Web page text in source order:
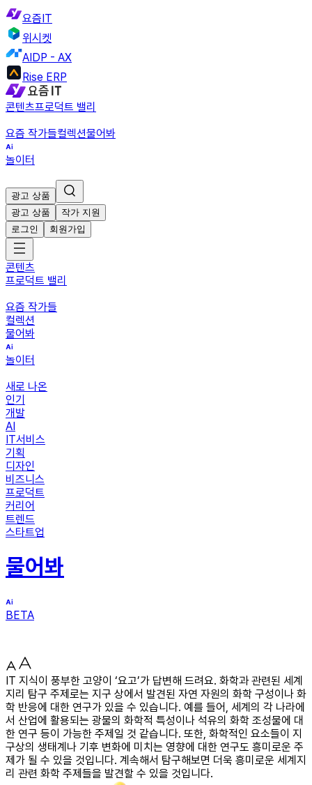
요즘IT
위시켓
AIDP - AX
Rise ERP
콘텐츠프로덕트 밸리
요즘 작가들컬렉션물어봐
놀이터
광고 상품
광고 상품
작가 지원
로그인
회원가입
콘텐츠
프로덕트 밸리
요즘 작가들
컬렉션
물어봐
놀이터
새로 나온
인기
개발
AI
IT서비스
기획
디자인
비즈니스
프로덕트
커리어
트렌드
스타트업
물어봐
BETA
IT 지식이 풍부한 고양이 ‘요고’가 답변해 드려요. 화학과 관련된 세계
지리 탐구 주제로는 지구 상에서 발견된 자연 자원의 화학 구성이나 화
학 반응에 대한 연구가 있을 수 있습니다. 예를 들어, 세계의 각 나라에
서 산업에 활용되는 광물의 화학적 특성이나 석유의 화학 조성물에 대
한 연구 등이 가능한 주제일 것 같습니다. 또한, 화학적인 요소들이 지
구상의 생태계나 기후 변화에 미치는 영향에 대한 연구도 흥미로운 주
제가 될 수 있을 것입니다. 계속해서 탐구해보면 더욱 흥미로운 세계지
리 관련 화학 주제들을 발견할 수 있을 것입니다.